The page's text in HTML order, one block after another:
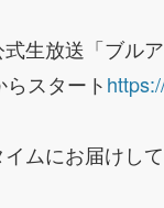
生放送「ブル
スタート
ムにお届けして